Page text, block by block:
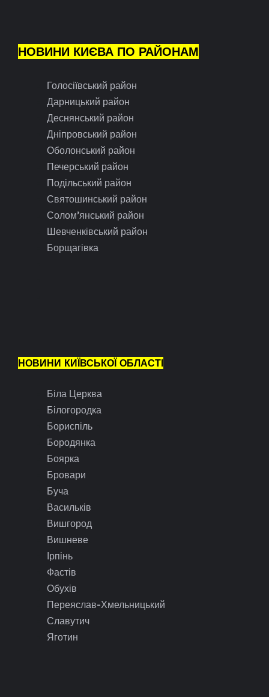
НОВИНИ КИЄВА ПО РАЙОНАМ
Голосіївський район
Дарницький район
Деснянський район
Дніпровський район
Оболонський район
Печерський район
Подільський район
Святошинський район
Солом’янський район
Шевченківський район
Борщагівка
НОВИНИ КИЇВСЬКОЇ ОБЛАСТІ
Біла Церква
Білогородка
Бориспіль
Бородянка
Боярка
Бровари
Буча
Васильків
Вишгород
Вишневе
Ірпінь
Фастів
Обухів
Переяслав-Хмельницький
Славутич
Яготин